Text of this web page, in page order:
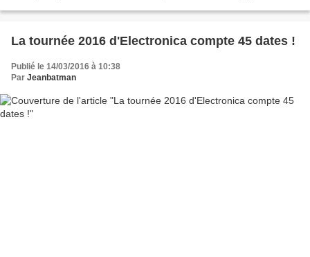
La tournée 2016 d'Electronica compte 45 dates !
Publié le 14/03/2016 à 10:38
Par Jeanbatman